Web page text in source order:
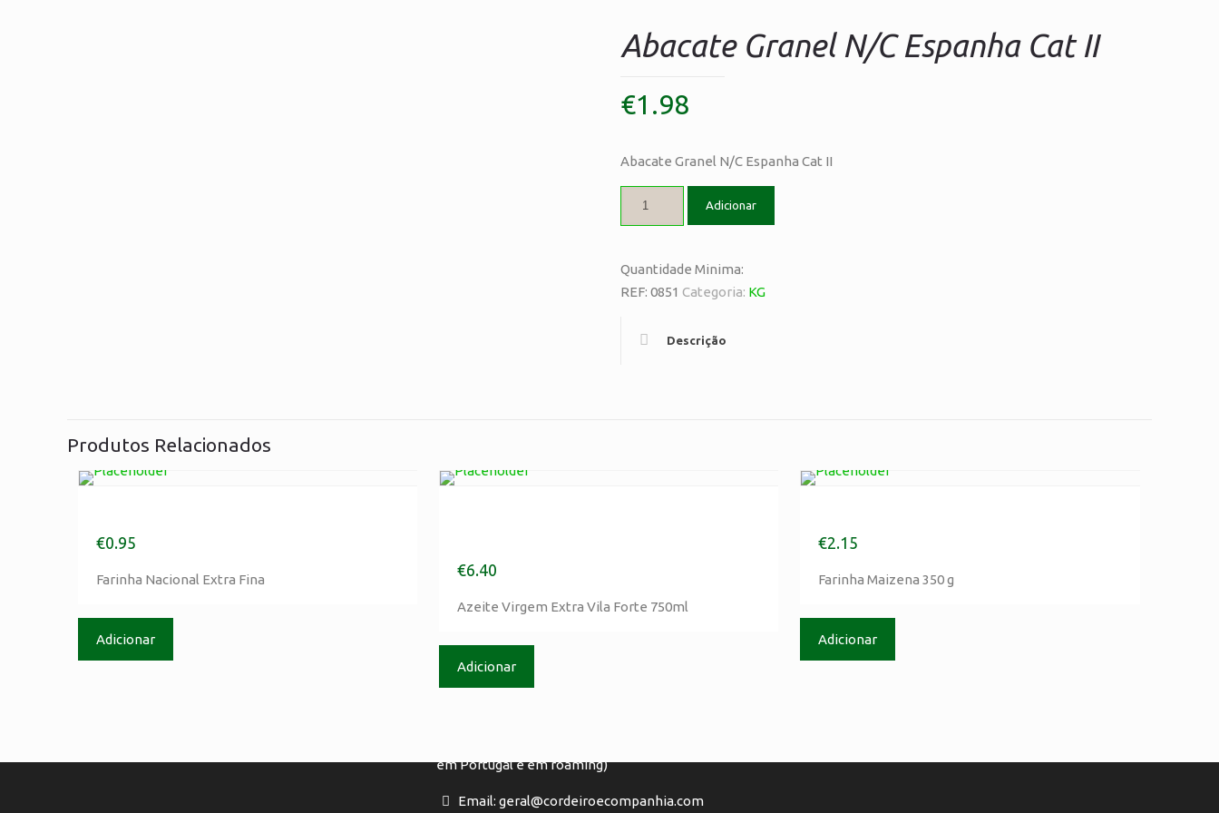
Abacate Granel N/C Espanha Cat II
€1.98
Abacate Granel N/C Espanha Cat II
Adicionar
Quantidade Minima:
REF: 0851 Categoria: KG
Descrição
Produtos Relacionados
€0.95
Farinha Nacional Extra Fina
Adicionar
€6.40
Azeite Virgem Extra Vila Forte 750ml
Adicionar
€2.15
Farinha Maizena 350 g
Adicionar
Cordeiro & Companhia
Rua das Rosas, nº75
Contactos
(Chamada para rede móvel, de acordo com o seu
em Portugal e em roaming)
Email: geral@cordeiroecompanhia.com